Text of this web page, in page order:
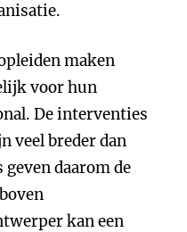
maken
voor hun
De interventies
veel breder dan
daarom de
kan een